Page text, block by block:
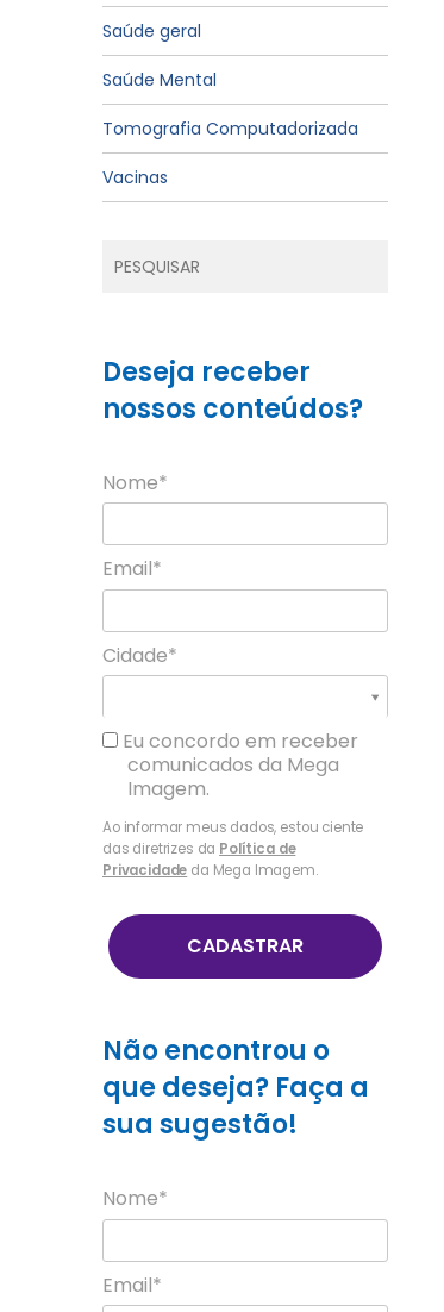
Saúde geral
Saúde Mental
Tomografia Computadorizada
Vacinas
Deseja receber
nossos conteúdos?
Nome*
Email*
Cidade*
Eu concordo em receber
comunicados da Mega
Imagem.
Ao informar meus dados, estou ciente
das diretrizes da Política de
Privacidade da Mega Imagem.
CADASTRAR
Não encontrou o
que deseja? Faça a
sua sugestão!
Nome*
Email*